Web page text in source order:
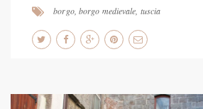
borgo, borgo medievale tuscia